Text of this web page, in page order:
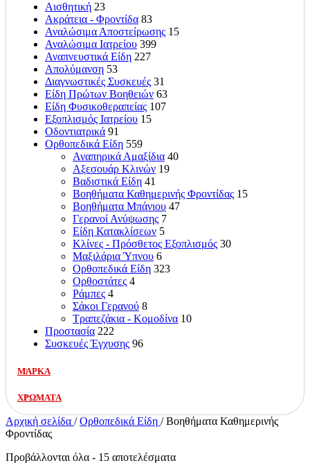
Αισθητική 23
Ακράτεια - Φροντίδα 83
Αναλώσιμα Αποστείρωσης 15
Αναλώσιμα Ιατρείου 399
Αναπνευστικά Είδη 227
Απολύμανση 53
Διαγνωστικές Συσκευές 31
Είδη Πρώτων Βοηθειών 63
Είδη Φυσικοθεραπείας 107
Εξοπλισμός Ιατρείου 15
Οδοντιατρικά 91
Ορθοπεδικά Είδη 559
Αναπηρικά Αμαξίδια 40
Αξεσουάρ Κλινών 19
Βαδιστικά Είδη 41
Βοηθήματα Καθημερινής Φροντίδας 15
Βοηθήματα Μπάνιου 47
Γερανοί Ανύψωσης 7
Είδη Κατακλίσεων 5
Κλίνες - Πρόσθετος Εξοπλισμός 30
Μαξιλάρια Ύπνου 6
Ορθοπεδικά Είδη 323
Ορθοστάτες 4
Ράμπες 4
Σάκοι Γερανού 8
Τραπεζάκια - Κομοδίνα 10
Προστασία 222
Συσκευές Έγχυσης 96
ΜΑΡΚΑ
ΧΡΩΜΑΤΑ
Αρχική σελίδα / Ορθοπεδικά Είδη / Βοηθήματα Καθημερινής
Φροντίδας
Προβάλλονται όλα - 15 αποτελέσματα